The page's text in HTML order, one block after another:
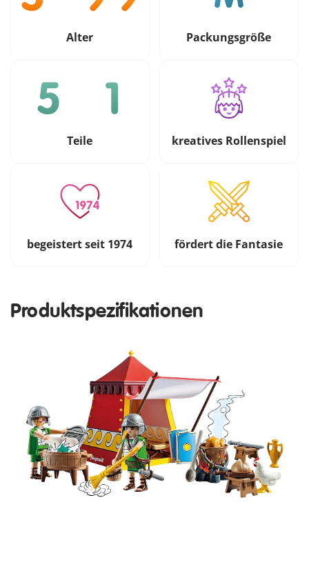
Alter Packungsgröße
Teile kreatives Rollenspiel
begeistert seit 1974 fördert die Fantasie
Produktspezifikationen